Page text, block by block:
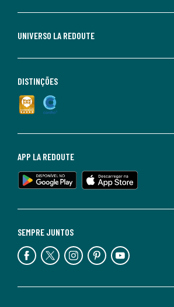
UNIVERSO LA REDOUTE
SEMPRE JUNTOS
APP LA REDOUTE
DISTINÇÕES